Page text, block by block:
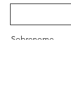
Sobrenome